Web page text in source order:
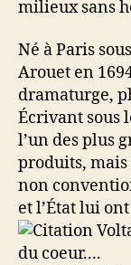
milieux sans
Né à Paris
Arouet en
dramaturge,
Écrivant sous
l’un des plus
produits, mais
non
et l’État lui